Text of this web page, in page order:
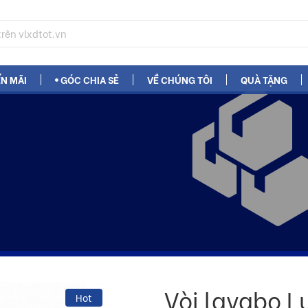
MÃI GÓC CHIA SẺ VỀ CHÚNG TÔI QUÀ TẶNG
Hot Vòi lavabo